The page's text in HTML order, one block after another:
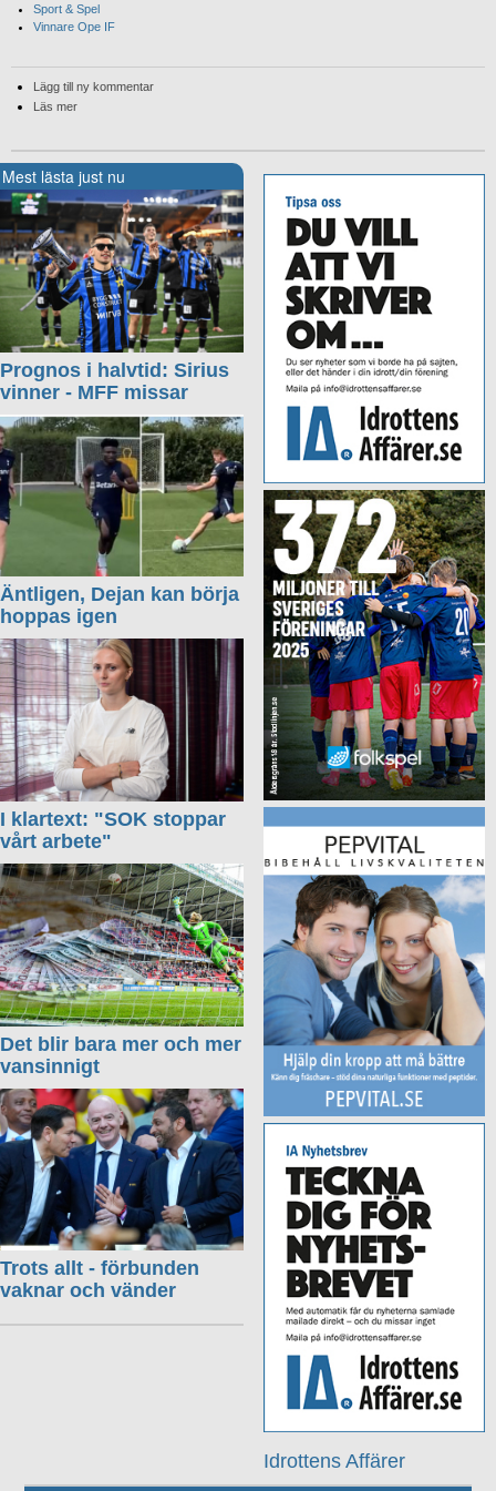
Sport & Spel
Vinnare Ope IF
Lägg till ny kommentar
Läs mer
Idrottens Affärer
Mest lästa just nu
Prognos i halvtid: Sirius
vinner - MFF missar
Äntligen, Dejan kan börja
hoppas igen
I klartext: "SOK stoppar
vårt arbete"
Det blir bara mer och mer
vansinnigt
Trots allt - förbunden
vaknar och vänder